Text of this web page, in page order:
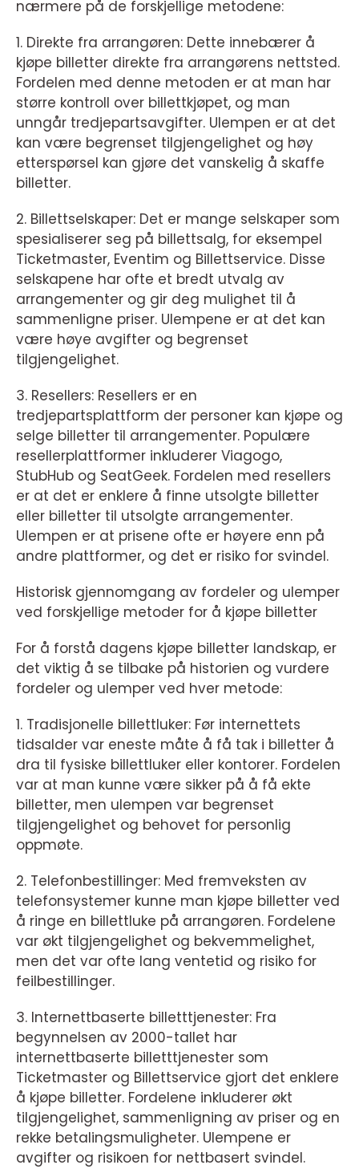
nærmere på de forskjellige metodene:
1. Direkte fra arrangøren: Dette innebærer å
kjøpe billetter direkte fra arrangørens nettsted.
Fordelen med denne metoden er at man har
større kontroll over billettkjøpet, og man
unngår tredjepartsavgifter. Ulempen er at det
kan være begrenset tilgjengelighet og høy
etterspørsel kan gjøre det vanskelig å skaffe
billetter.
2. Billettselskaper: Det er mange selskaper som
spesialiserer seg på billettsalg, for eksempel
Ticketmaster, Eventim og Billettservice. Disse
selskapene har ofte et bredt utvalg av
arrangementer og gir deg mulighet til å
sammenligne priser. Ulempene er at det kan
være høye avgifter og begrenset
tilgjengelighet.
3. Resellers: Resellers er en
tredjepartsplattform der personer kan kjøpe og
selge billetter til arrangementer. Populære
resellerplattformer inkluderer Viagogo,
StubHub og SeatGeek. Fordelen med resellers
er at det er enklere å finne utsolgte billetter
eller billetter til utsolgte arrangementer.
Ulempen er at prisene ofte er høyere enn på
andre plattformer, og det er risiko for svindel.
Historisk gjennomgang av fordeler og ulemper
ved forskjellige metoder for å kjøpe billetter
For å forstå dagens kjøpe billetter landskap, er
det viktig å se tilbake på historien og vurdere
fordeler og ulemper ved hver metode:
1. Tradisjonelle billettluker: Før internettets
tidsalder var eneste måte å få tak i billetter å
dra til fysiske billettluker eller kontorer. Fordelen
var at man kunne være sikker på å få ekte
billetter, men ulempen var begrenset
tilgjengelighet og behovet for personlig
oppmøte.
2. Telefonbestillinger: Med fremveksten av
telefonsystemer kunne man kjøpe billetter ved
å ringe en billettluke på arrangøren. Fordelene
var økt tilgjengelighet og bekvemmelighet,
men det var ofte lang ventetid og risiko for
feilbestillinger.
3. Internettbaserte billetttjenester: Fra
begynnelsen av 2000-tallet har
internettbaserte billetttjenester som
Ticketmaster og Billettservice gjort det enklere
å kjøpe billetter. Fordelene inkluderer økt
tilgjengelighet, sammenligning av priser og en
rekke betalingsmuligheter. Ulempene er
avgifter og risikoen for nettbasert svindel.